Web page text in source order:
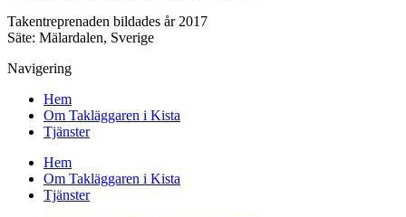
Takentreprenaden bildades år 2017
Säte: Mälardalen, Sverige
Navigering
Hem
Om Takläggaren i Kista
Tjänster
Hem
Om Takläggaren i Kista
Tjänster